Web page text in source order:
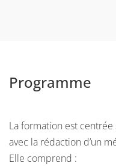
Programme
La formation est
avec la rédaction d’un
Elle comprend :